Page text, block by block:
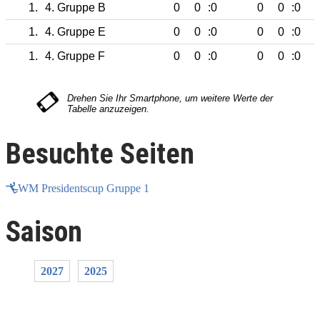
1.
4. Gruppe B 0 0 :0 0 0
:0
1.
4. Gruppe E 0 0 :0 0 0
:0
1.
4. Gruppe F 0 0 :0 0 0 :0
Besuchte Seiten
WM Presidentscup Gruppe 1
Saison
2027 2025